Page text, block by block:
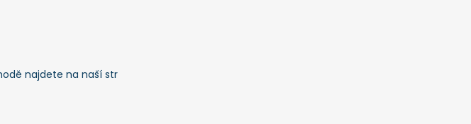
najdete na naší str